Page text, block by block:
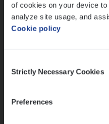
of cookies on your device
analyze site usage, and
Cookie policy
Selection
Strictly Necessary Cookies
Preferences
Antwerpen
Meer dan collega’s: hoe Julie
Mathias houdt van